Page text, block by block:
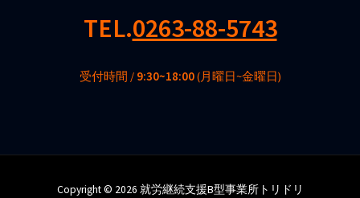
TEL.0263-88-5743
受付時間 / 9:30~18:00(月曜日~金曜日)
Copyright © 2026 就労継続支援B型事業所トリドリ